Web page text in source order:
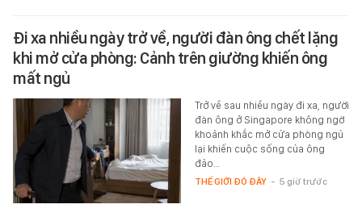
Đi xa nhiều ngày trở về, người đàn ông chết lặng
khi mở cửa phòng: Cảnh trên giường khiến ông
mất ngủ
Trở về sau nhiều ngày đi xa, người
đàn ông ở Singapore không ngờ
khoảnh khắc mở cửa phòng ngủ
lại khiến cuộc sống của ông
đảo…
THẾ GIỚI ĐÓ ĐÂY - 5 giờ trước